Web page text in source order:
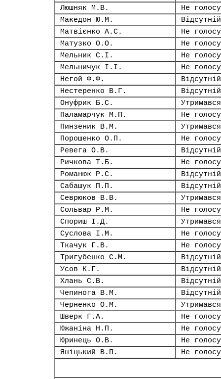
Люшняк М.В.
Не
Македон Ю.М.
Відсутній
Матвієнко А.С.
Не
Матузко О.О.
Не
Мельник С.І.
Не
Мельничук І.І.
Не
Негой Ф.Ф.
Відсутній
Нестеренко В.Г.
Відсутній
Онуфрик Б.С.
Утримався
Паламарчук М.П.
Не
Пинзеник В.М.
Утримався
Порошенко О.П.
Не
Ревега О.В.
Відсутній
Ричкова Т.Б.
Не
Романюк Р.С.
Відсутній
Сабашук П.П.
Відсутній
Севрюков В.В.
Утримався
Сольвар Р.М.
Не
Спориш І.Д.
Утримався
Суслова І.М.
Не
Ткачук Г.В.
Не
Тригубенко С.М.
Відсутній
Усов К.Г.
Відсутній
Хлань С.В.
Відсутній
Чепинога В.М.
Відсутній
Черненко О.М.
Утримався
Шверк Г.А.
Не
Южаніна Н.П.
Не
Юринець О.В.
Не
Яніцький В.П.
Не